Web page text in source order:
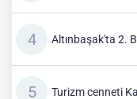
Altınbaşak'ta 2.
Turizm cenneti